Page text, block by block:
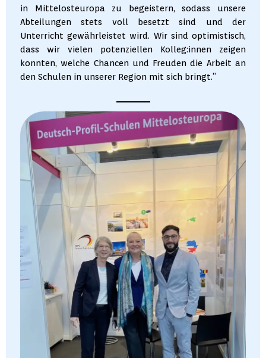
in Mittelosteuropa zu begeistern, sodass unsere
Abteilungen stets voll besetzt sind und der
Unterricht gewährleistet wird. Wir sind optimistisch,
dass wir vielen potenziellen Kolleg:innen zeigen
konnten, welche Chancen und Freuden die Arbeit an
den Schulen in unserer Region mit sich bringt.”